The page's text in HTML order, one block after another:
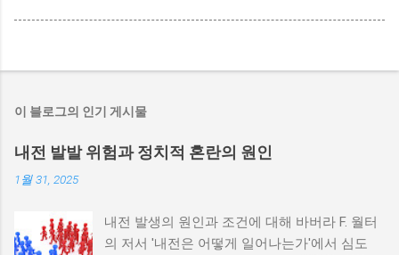
이 블로그의 인기 게시물
내전 발발 위험과 정치적 혼란의 원인
1월 31, 2025
내전 발생의 원인과 조건에 대해 바버라 F. 월터
의 저서 '내전은 어떻게 일어나는가'에서 심도